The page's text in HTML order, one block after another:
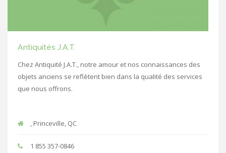
Antiquités J.A.T.
Chez Antiquité J.A.T., notre amour et nos connaissances des
objets anciens se reflètent bien dans la qualité des services
que nous offrons.
, Princeville, QC
1 855 357-0846